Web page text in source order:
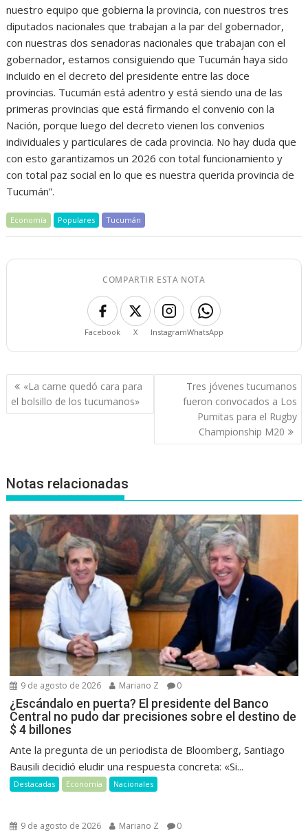
nuestro equipo que gobierna la provincia, con nuestros tres
diputados nacionales que trabajan a la par del gobernador,
con nuestras dos senadoras nacionales que trabajan con el
gobernador, estamos consiguiendo que Tucumán haya sido
incluido en el decreto del presidente entre las doce
provincias. Tucumán está adentro y está siendo una de las
primeras provincias que está firmando el convenio con la
Nación, porque luego del decreto vienen los convenios
individuales y particulares de cada provincia. No hay duda que
con esto garantizamos un 2026 con total funcionamiento y
con total paz social en lo que es nuestra querida provincia de
Tucumán”.
Economía Populares Tucumán
COMPARTIR ESTA NOTA
Facebook X InstagramWhatsApp
Navegación
de
entradas
«La carne quedó cara para
el bolsillo de los tucumanos»
Tres jóvenes tucumanos
fueron convocados a Los
Pumitas para el Rugby
Championship M20
Notas relacionadas
9 de agosto de 2026 Mariano Z 0
¿Escándalo en puerta? El presidente del Banco
Central no pudo dar precisiones sobre el destino de
$ 4 billones
Ante la pregunta de un periodista de Bloomberg, Santiago
Bausili decidió eludir una respuesta concreta: «Si...
Destacadas Economía Nacionales
9 de agosto de 2026 Mariano Z 0